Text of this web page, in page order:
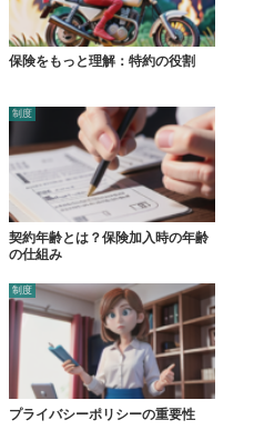
保険をもっと理解：特約の役割
制度
契約年齢とは？保険加入時の年齢
の仕組み
制度
プライバシーポリシーの重要性